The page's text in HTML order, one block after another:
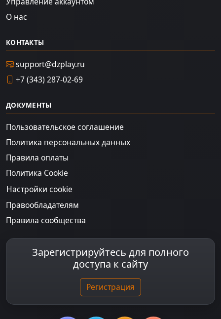
О нас
КОНТАКТЫ
support@dzplay.ru
+7 (343) 287-02-69
ДОКУМЕНТЫ
Пользовательское соглашение
Политика персональных данных
Правила оплаты
Политика Cookie
Настройки cookie
Правообладателям
Правила сообщества
Зарегистрируйтесь для полного
доступа к сайту
Регистрация